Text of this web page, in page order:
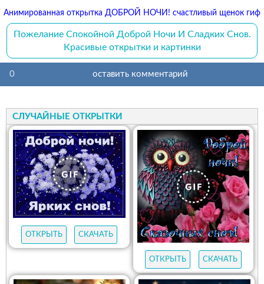
Анимированная открытка ДОБРОЙ НОЧИ! счастливый щенок гиф
Пожелание Спокойной Доброй Ночи И Сладких Снов.
Красивые открытки и картинки
0 оставить комментарий
СЛУЧАЙНЫЕ ОТКРЫТКИ
ОТКРЫТЬ СКАЧАТЬ
ОТКРЫТЬ СКАЧАТЬ